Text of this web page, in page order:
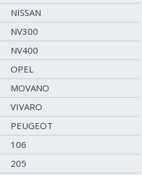
NISSAN
NV300
NV400
OPEL
MOVANO
VIVARO
PEUGEOT
106
205